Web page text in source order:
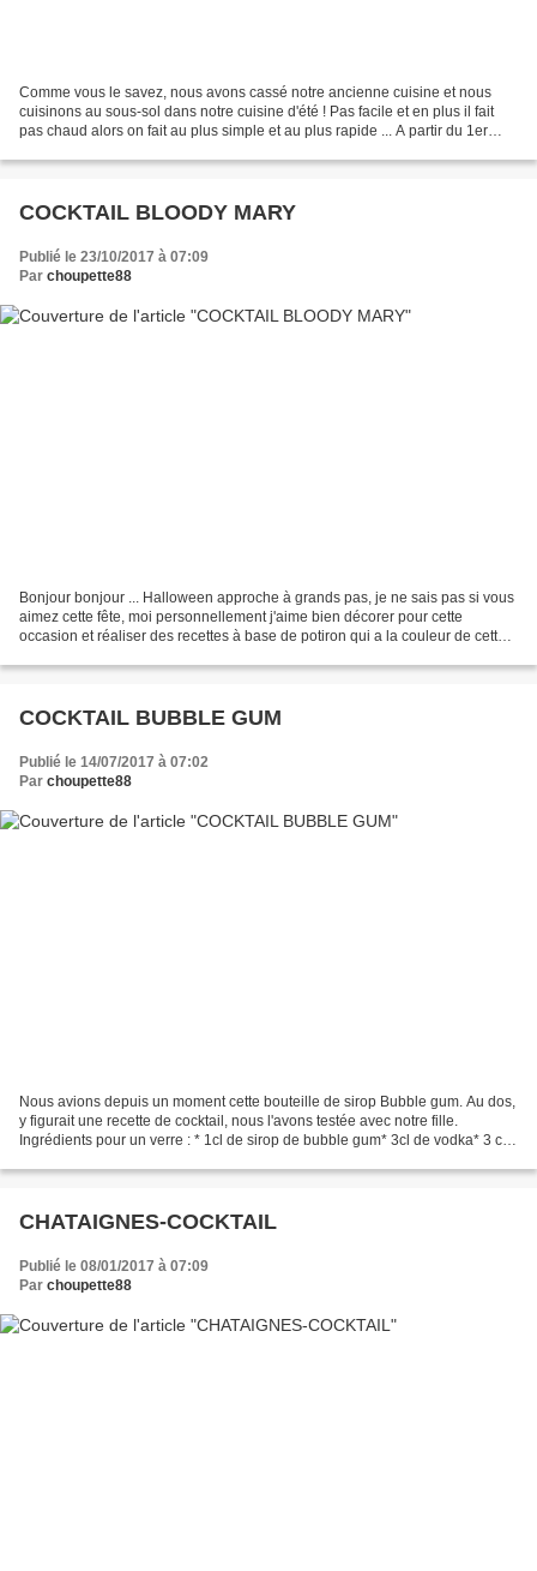
Comme vous le savez, nous avons cassé notre ancienne cuisine et nous
cuisinons au sous-sol dans notre cuisine d'été ! Pas facile et en plus il fait
pas chaud alors on fait au plus simple et au plus rapide ... A partir du 1er
COCKTAIL BLOODY MARY
Publié le 23/10/2017 à 07:09
Par choupette88
Bonjour bonjour ... Halloween approche à grands pas, je ne sais pas si vous
aimez cette fête, moi personnellement j'aime bien décorer pour cette
occasion et réaliser des recettes à base de potiron qui a la couleur de cette
COCKTAIL BUBBLE GUM
Publié le 14/07/2017 à 07:02
Par choupette88
Nous avions depuis un moment cette bouteille de sirop Bubble gum. Au dos,
y figurait une recette de cocktail, nous l'avons testée avec notre fille.
Ingrédients pour un verre : * 1cl de sirop de bubble gum* 3cl de vodka* 3 cl
CHATAIGNES-COCKTAIL
Publié le 08/01/2017 à 07:09
Par choupette88